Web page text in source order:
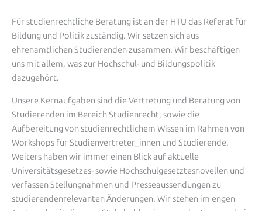
Für studienrechtliche Beratung ist an der HTU das Referat für
Bildung und Politik zuständig. Wir setzen sich aus
ehrenamtlichen Studierenden zusammen. Wir beschäftigen
uns mit allem, was zur Hochschul- und Bildungspolitik
dazugehört.
Unsere Kernaufgaben sind die Vertretung und Beratung von
Studierenden im Bereich Studienrecht, sowie die
Aufbereitung von studienrechtlichem Wissen im Rahmen von
Workshops für Studienvertreter_innen und Studierende.
Weiters haben wir immer einen Blick auf aktuelle
Universitätsgesetzes- sowie Hochschulgesetztesnovellen und
verfassen Stellungnahmen und Presseaussendungen zu
studierendenrelevanten Änderungen. Wir stehen im engen